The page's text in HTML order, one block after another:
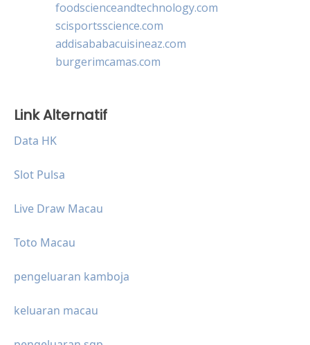
foodscienceandtechnology.com
scisportsscience.com
addisababacuisineaz.com
burgerimcamas.com
Link Alternatif
Data HK
Slot Pulsa
Live Draw Macau
Toto Macau
pengeluaran kamboja
keluaran macau